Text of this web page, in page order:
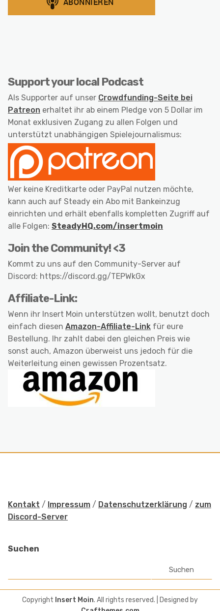
Support your local Podcast
Als Supporter auf unser Crowdfunding-Seite bei
Patreon erhaltet ihr ab einem Pledge von 5 Dollar im
Monat exklusiven Zugang zu allen Folgen und
unterstützt unabhängigen Spielejournalismus:
Wer keine Kreditkarte oder PayPal nutzen möchte,
kann auch auf Steady ein Abo mit Bankeinzug
einrichten und erhält ebenfalls kompletten Zugriff auf
alle Folgen: SteadyHQ.com/insertmoin
Join the Community! <3
Kommt zu uns auf den Community-Server auf
Discord: https://discord.gg/TEPWkGx
Affiliate-Link:
Wenn ihr Insert Moin unterstützen wollt, benutzt doch
einfach diesen Amazon-Affiliate-Link für eure
Bestellung. Ihr zahlt dabei den gleichen Preis wie
sonst auch, Amazon überweist uns jedoch für die
Weiterleitung einen gewissen Prozentsatz.
Kontakt / Impressum / Datenschutzerklärung / zum
Discord-Server
Suchen
Suchen
Copyright Insert Moin. All rights reserved.
| Designed by